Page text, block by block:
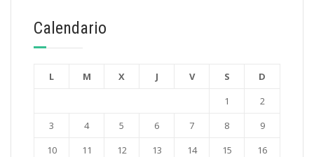
Calendario
L M X J V S
D
1
2
3
4 5 6 7 8
9
10
11 12 13 14 15
16